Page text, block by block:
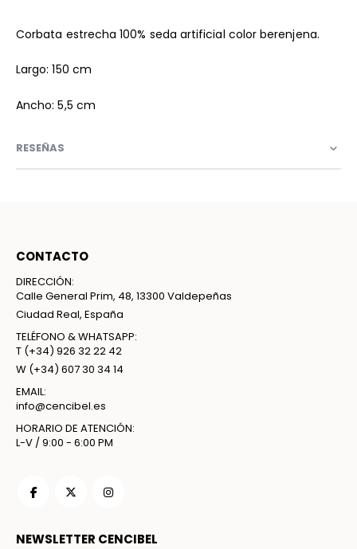
Corbata estrecha 100% seda artificial color berenjena.
Largo: 150 cm
Ancho: 5,5 cm
RESEÑAS
CONTACTO
DIRECCIÓN:
Calle General Prim, 48, 13300 Valdepeñas
Ciudad Real, España
TELÉFONO & WHATSAPP:
T (+34) 926 32 22 42
W (+34) 607 30 34 14
EMAIL:
info@cencibel.es
HORARIO DE ATENCIÓN:
L-V / 9:00 - 6:00 PM
NEWSLETTER CENCIBEL